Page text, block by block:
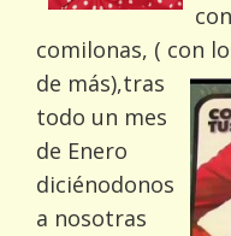
comilonas, ( con
de más),tras
todo un mes
de Enero
diciénodonos
a nosotras